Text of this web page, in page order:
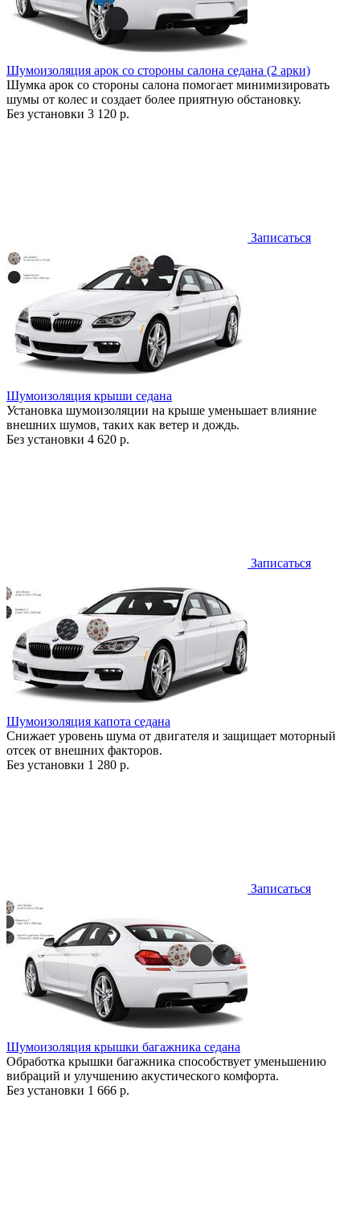
Шумоизоляция арок со стороны салона седана (2 арки)
Шумка арок со стороны салона помогает минимизировать
шумы от колес и создает более приятную обстановку.
Без установки 3 120 р.
Записаться
Шумоизоляция крыши седана
Установка шумоизоляции на крыше уменьшает влияние
внешних шумов, таких как ветер и дождь.
Без установки 4 620 р.
Записаться
Шумоизоляция капота седана
Снижает уровень шума от двигателя и защищает моторный
отсек от внешних факторов.
Без установки 1 280 р.
Записаться
Шумоизоляция крышки багажника седана
Обработка крышки багажника способствует уменьшению
вибраций и улучшению акустического комфорта.
Без установки 1 666 р.